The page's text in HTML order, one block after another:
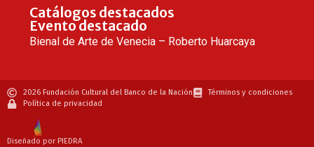
Catálogos destacados
Evento destacado
Bienal de Arte de Venecia – Roberto Huarcaya
2026 Fundación Cultural del Banco de la Nación
Términos y condiciones
Política de privacidad
Diseñado por PIEDRA